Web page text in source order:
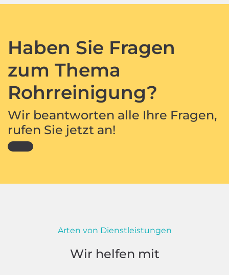
Haben Sie Fragen
zum Thema
Rohrreinigung?
Wir beantworten alle Ihre Fragen,
rufen Sie jetzt an!
Arten von Dienstleistungen
Wir helfen mit